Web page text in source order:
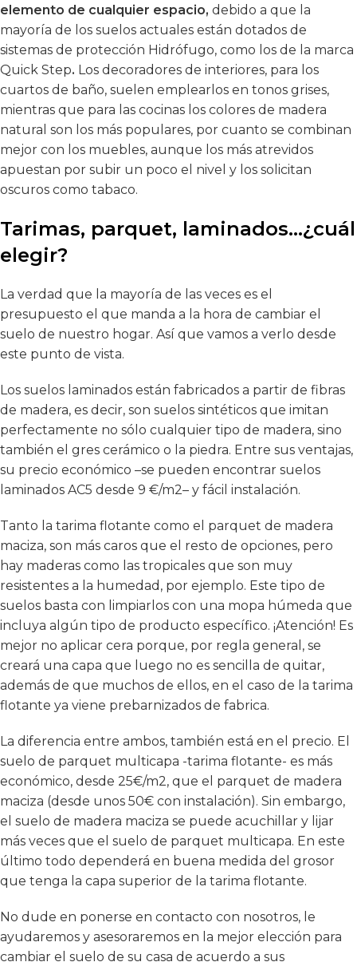
elemento de cualquier espacio, debido a que la
mayoría de los suelos actuales están dotados de
sistemas de protección Hidrófugo, como los de la marca
Quick Step. Los decoradores de interiores, para los
cuartos de baño, suelen emplearlos en tonos grises,
mientras que para las cocinas los colores de madera
natural son los más populares, por cuanto se combinan
mejor con los muebles, aunque los más atrevidos
apuestan por subir un poco el nivel y los solicitan
oscuros como tabaco.
Tarimas, parquet, laminados…¿cuál
elegir?
La verdad que la mayoría de las veces es el
presupuesto el que manda a la hora de cambiar el
suelo de nuestro hogar. Así que vamos a verlo desde
este punto de vista.
Los suelos laminados están fabricados a partir de fibras
de madera, es decir, son suelos sintéticos que imitan
perfectamente no sólo cualquier tipo de madera, sino
también el gres cerámico o la piedra. Entre sus ventajas,
su precio económico –se pueden encontrar suelos
laminados AC5 desde 9 €/m2– y fácil instalación.
Tanto la tarima flotante como el parquet de madera
maciza, son más caros que el resto de opciones, pero
hay maderas como las tropicales que son muy
resistentes a la humedad, por ejemplo. Este tipo de
suelos basta con limpiarlos con una mopa húmeda que
incluya algún tipo de producto específico. ¡Atención! Es
mejor no aplicar cera porque, por regla general, se
creará una capa que luego no es sencilla de quitar,
además de que muchos de ellos, en el caso de la tarima
flotante ya viene prebarnizados de fabrica.
La diferencia entre ambos, también está en el precio. El
suelo de parquet multicapa -tarima flotante- es más
económico, desde 25€/m2, que el parquet de madera
maciza (desde unos 50€ con instalación). Sin embargo,
el suelo de madera maciza se puede acuchillar y lijar
más veces que el suelo de parquet multicapa. En este
último todo dependerá en buena medida del grosor
que tenga la capa superior de la tarima flotante.
No dude en ponerse en contacto con nosotros, le
ayudaremos y asesoraremos en la mejor elección para
cambiar el suelo de su casa de acuerdo a sus